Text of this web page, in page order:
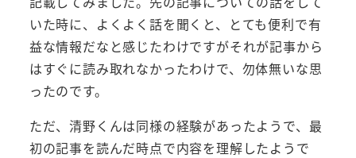
いた時に、よくよく話を聞くと、とても便利で有
益な情報だなと感じたわけですがそれが記事から
はすぐに読み取れなかったわけで、勿体無いな思
ったのです。
ただ、清野くんは同様の経験があったようで、最
初の記事を読んだ時点で内容を理解したようで